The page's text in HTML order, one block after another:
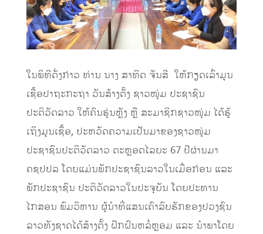
ໃນພິທີດັ່ງກ່າວ ທ່ານ ນາງ ສາທິດ ຈັນສີ ໃຫ້ກຽດເລົ່າມູນ
ເຊື້ອປາຖະກະຖາ ວັນສ້າງຕັ້ງ ຊາວໜຸ່ມ ປະຊາຊົນ
ປະຕິວັດລາວ ໃຫ້ຄົນຮຸ່ນຫຼັງ ຫຼື ສະມາຊິກຊາວໜຸ່ມ ໄດ້ຮູ້
ເຖິງມູນເຊື້ອ, ປະຫວັດຄວາມເປັນມາຂອງຊາວໜຸ່ມ
ປະຊາຊົນປະຕິວັດລາວ ຕະຫຼອດໄລຍະ 67 ປີຜ່ານມາ
ຄຊປປລ ໂດຍແມ່ນພັກປະຊາຊົນລາວໃນເມື່ອກ່ອນ ແລະ
ພັກປະຊາຊົນ ປະຕິວັດລາວໃນປະຈຸບັນ ໂດຍປະທານ
ໄກສອນ ພົມວິຫານ ຜູ້ນຳທີ່ແສນເຄົາລົບຮັກຂອງປວງຊົນ
ລາວທັງຊາດໄດ້ສ້າງຕັ້ງ ຝຶກຝົນຫລໍ່ຫຼອມ ແລະ ນຳພາໂດຍ